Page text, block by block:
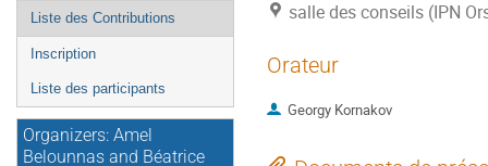
Liste des Contributions
Inscription
Liste des participants
Organizers: Amel
Belounnas and Béatrice
salle des conseils (IPN
Orateur
Georgy Kornakov